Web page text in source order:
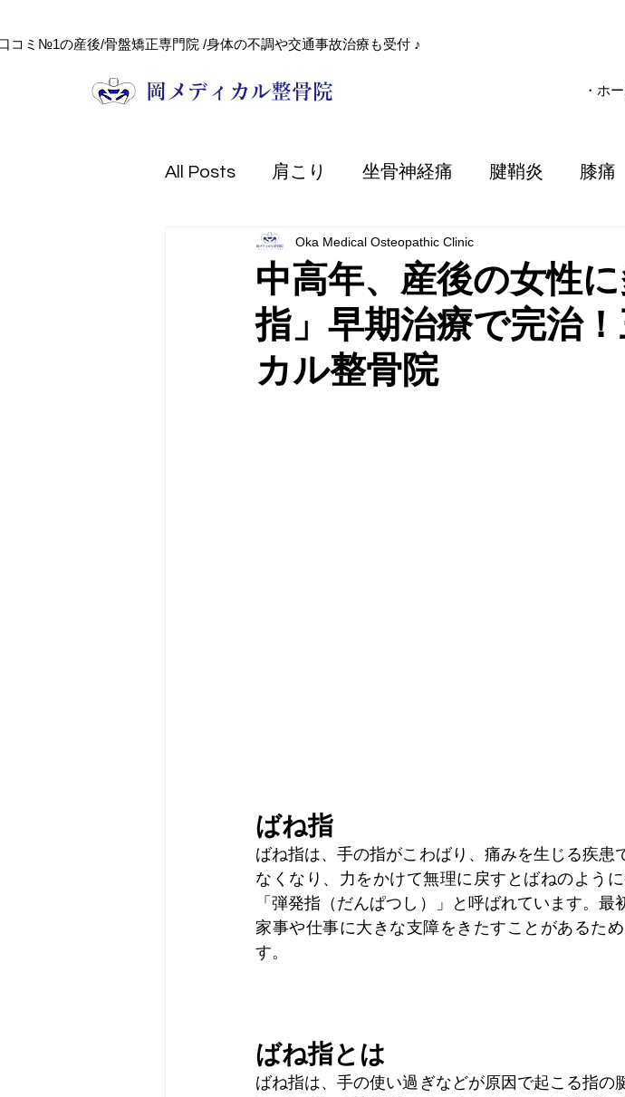
コミ№1の産後/骨盤矯正専門院 /身体の不調や交通事故治療も受付 ♪
​岡メディカル整骨院 ・ホ
All Posts 肩こり 坐骨神経痛 腱鞘炎 膝痛
健康コラム 子ども
フェイシャル 美容 ソマニクス 不妊
防災 交通事故
中高年、産後の女性
指」早期治療で完治
カル整骨院
Oka Medical Osteopathic Clinic
ばね指
ばね指は、手の指がこわばり、痛みを生じる疾
なくなり、力をかけて無理に戻すとばねのよう
「弾発指（だんぱつし）」と呼ばれています。
家事や仕事に大きな支障をきたすことがあるた
す。
ばね指とは
ばね指は、手の使い過ぎなどが原因で起こる指